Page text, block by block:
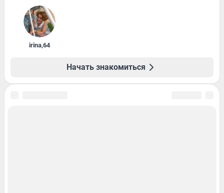
irina,64
Начать знакомиться